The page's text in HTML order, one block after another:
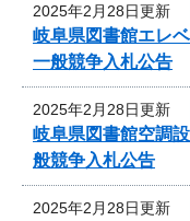
2025年2月28日更新
岐阜県図書館エレ
一般競争入札公告
2025年2月28日更新
岐阜県図書館空調
般競争入札公告
2025年2月28日更新